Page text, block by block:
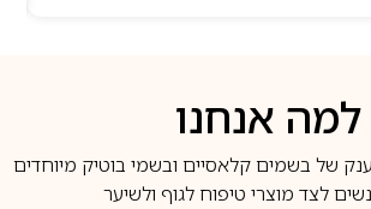
למה אנחנו
של בשמים קלאסיים ובשמי בוטיק מיוחדים
לצד מוצרי טיפוח לגוף ולשיער